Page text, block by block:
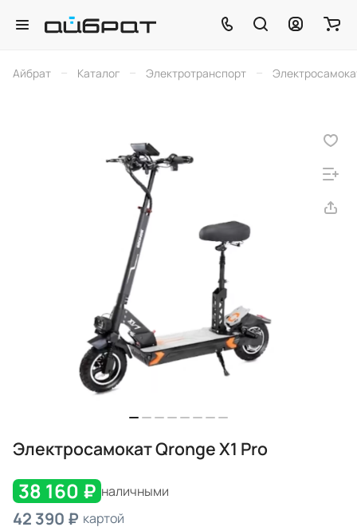
Айбрат – Каталог – Электротранспорт –
Электросамокат Qronge X1 Pro
38 160 ₽ наличными
42 390 ₽ картой